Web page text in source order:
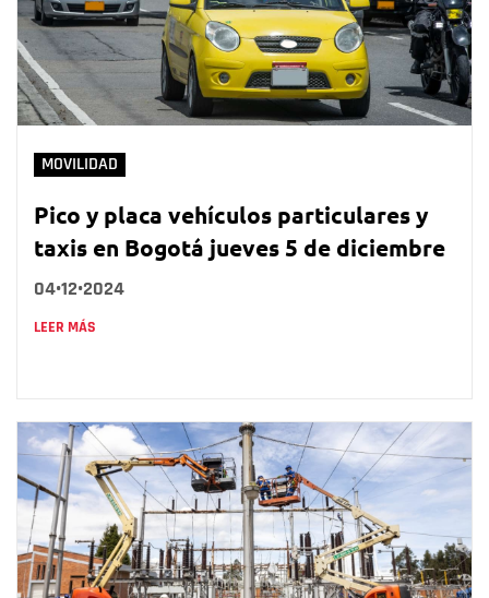
MOVILIDAD
Pico y placa vehículos particulares y
taxis en Bogotá jueves 5 de diciembre
04•12•2024
LEER MÁS